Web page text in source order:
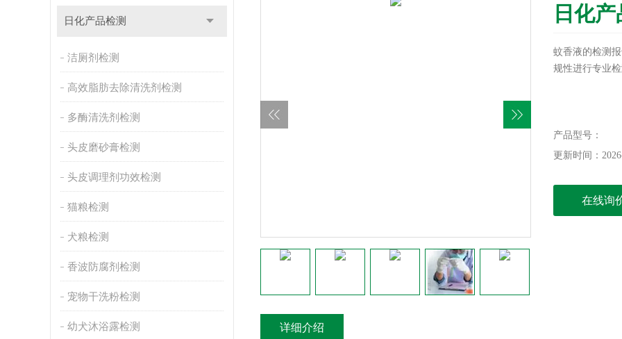
日化产品检测
洁厕剂检测
高效脂肪去除清洗剂检测
多酶清洗剂检测
头皮磨砂膏检测
头皮调理剂功效检测
猫粮检测
犬粮检测
香波防腐剂检测
宠物干洗粉检测
幼犬沐浴露检测
日化
蚊香液的检测
规性进行专业
产品型号：
更新时间：
在线询
详细介绍